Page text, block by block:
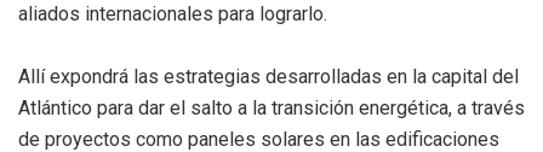
aliados internacionales para lograrlo.
Allí expondrá las estrategias desarrolladas en la capital del
Atlántico para dar el salto a la transición energética, a través
de proyectos como paneles solares en las edificaciones